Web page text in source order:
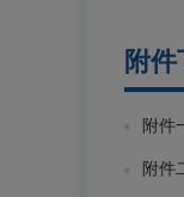
附
附件
附件